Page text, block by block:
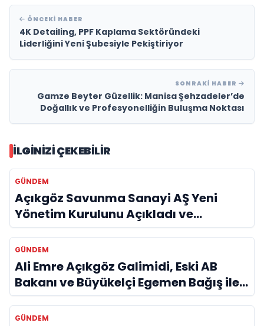
ÖNCEKI HABER
4K Detailing, PPF Kaplama Sektöründeki
Liderliğini Yeni Şubesiyle Pekiştiriyor
SONRAKI HABER
Gamze Beyter Güzellik: Manisa Şehzadeler’de
Doğallık ve Profesyonelliğin Buluşma Noktası
İLGINIZI ÇEKEBILIR
GÜNDEM
Açıkgöz Savunma Sanayi AŞ Yeni
Yönetim Kurulunu Açıkladı ve
Savunma Sanayinde Küresel Vizyon
Vurgusu
GÜNDEM
Ali Emre Açıkgöz Galimidi, Eski AB
Bakanı ve Büyükelçi Egemen Bağış ile
Bir Araya Geldi
GÜNDEM